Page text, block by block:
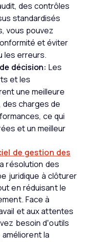
des contrôles
standardisés
vous pouvez
et éviter
les erreurs.
décision: Les
et les
une meilleure
des charges de
ce qui
et un meilleur
de gestion des
résolution des
juridique à clôturer
en réduisant le
Face à
et aux attentes
besoin d’outils
la